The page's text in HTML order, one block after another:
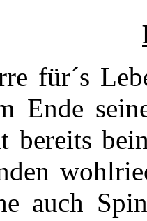
für´s
Ende
bereits
auch